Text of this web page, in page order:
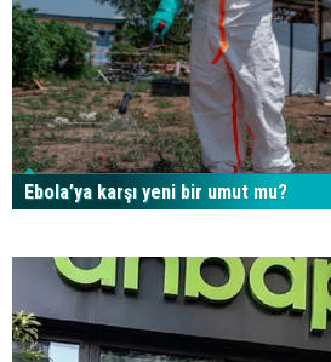
Ebola’ya karşı yeni bir umut mu?